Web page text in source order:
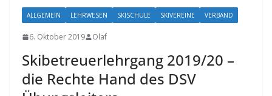
ALLGEMEIN LEHRWESEN SKISCHULE SKIVEREINE VERBAND
6. Oktober 2019 Olaf
Skibetreuerlehrgang 2019/20 –
die Rechte Hand des DSV